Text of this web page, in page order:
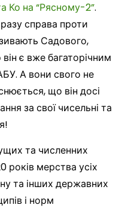
Ко на “Рясному-2”.
справа проти
Садового,
він є вже багаторічним
А вони свого не
що він досі
за свої чисельні та
та численних
мерства усіх
та інших державних
і норм